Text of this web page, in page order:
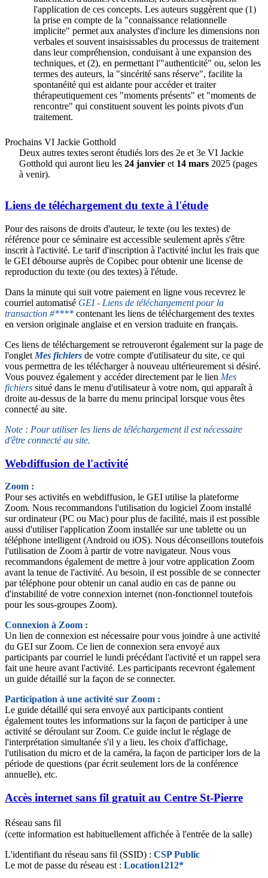
l'application de ces concepts. Les auteurs suggèrent que (1)
la prise en compte de la "connaissance relationnelle
implicite" permet aux analystes d'inclure les dimensions non
verbales et souvent insaisissables du processus de traitement
dans leur compréhension, conduisant à une expansion des
techniques, et (2), en permettant l'"authenticité" ou, selon les
termes des auteurs, la "sincérité sans réserve", facilite la
spontanéité qui est aidante pour accéder et traiter
thérapeutiquement ces "moments présents" et "moments de
rencontre" qui constituent souvent les points pivots d'un
traitement.
Prochains VI Jackie Gotthold
Deux autres textes seront étudiés lors des 2e et 3e VI Jackie
Gotthold qui auront lieu les 24 janvier et 14 mars 2025 (pages
à venir).
Liens de téléchargement du texte à l'étude
Pour des raisons de droits d'auteur, le texte (ou les textes) de
référence pour ce séminaire est accessible seulement après s'être
inscrit à l'activité. Le tarif d'inscription à l'activité inclut les frais que
le GEI débourse auprès de Copibec pour obtenir une license de
reproduction du texte (ou des textes) à l'étude.
Dans la minute qui suit votre paiement en ligne vous recevrez le
courriel automatisé GEI - Liens de téléchargement pour la
transaction #**** contenant les liens de téléchargement des textes
en version originale anglaise et en version traduite en français.
Ces liens de téléchargement se retrouveront également sur la page de
l'onglet Mes fichiers de votre compte d'utilisateur du site, ce qui
vous permettra de les télécharger à nouveau ultérieurement si désiré.
Vous pouvez également y accéder directement par le lien Mes
fichiers situé dans le menu d'utilisateur à votre nom, qui apparaît à
droite au-dessus de la barre du menu principal lorsque vous êtes
connecté au site.
Note : Pour utiliser les liens de téléchargement il est nécessaire
d'être connecté au site.
Webdiffusion de l'activité
Zoom :
Pour ses activités en webdiffusion, le GEI utilise la plateforme
Zoom. Nous recommandons l'utilisation du logiciel Zoom installé
sur ordinateur (PC ou Mac) pour plus de facilité, mais il est possible
aussi d'utiliser l'application Zoom installée sur une tablette ou un
téléphone intelligent (Android ou iOS). Nous déconseillons toutefois
l'utilisation de Zoom à partir de votre navigateur. Nous vous
recommandons également de mettre à jour votre application Zoom
avant la tenue de l'activité. Au besoin, il est possible de se connecter
par téléphone pour obtenir un canal audio en cas de panne ou
d'instabilité de votre connexion internet (non-fonctionnel toutefois
pour les sous-groupes Zoom).
Connexion à Zoom :
Un lien de connexion est nécessaire pour vous joindre à une activité
du GEI sur Zoom. Ce lien de connexion sera envoyé aux
participants par courriel le lundi précédant l'activité et un rappel sera
fait une heure avant l'activité. Les participants recevront également
un guide détaillé sur la façon de se connecter.
Participation à une activité sur Zoom :
Le guide détaillé qui sera envoyé aux participants contient
également toutes les informations sur la façon de participer à une
activité se déroulant sur Zoom. Ce guide inclut le réglage de
l'interprétation simultanée s'il y a lieu, les choix d'affichage,
l'utilisation du micro et de la caméra, la façon de participer lors de la
période de questions (par écrit seulement lors de la conférence
annuelle), etc.
Accès internet sans fil gratuit au Centre St-Pierre
Réseau sans fil
(cette information est habituellement affichée à l'entrée de la salle)
L'identifiant du réseau sans fil (SSID) : CSP Public
Le mot de passe du réseau est : Location1212*